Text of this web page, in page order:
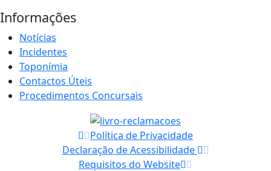
Informações
Notícias
Incidentes
Toponímia
Contactos Úteis
Procedimentos Concursais
Política de Privacidade
Declaração de Acessibilidade
Requisitos do Website